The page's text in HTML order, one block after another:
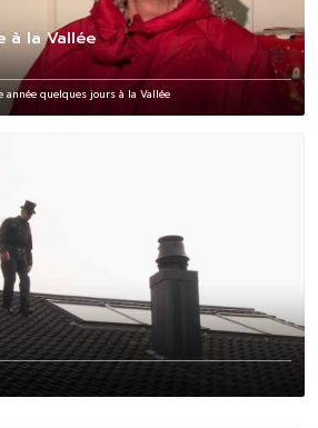
à la Vallée
année quelques jours à la Vallée